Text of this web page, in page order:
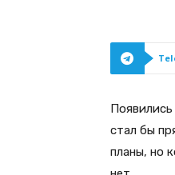
стал бы
планы, но